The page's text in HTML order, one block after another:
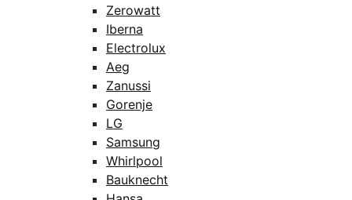
Zerowatt
Iberna
Electrolux
Aeg
Zanussi
Gorenje
LG
Samsung
Whirlpool
Bauknecht